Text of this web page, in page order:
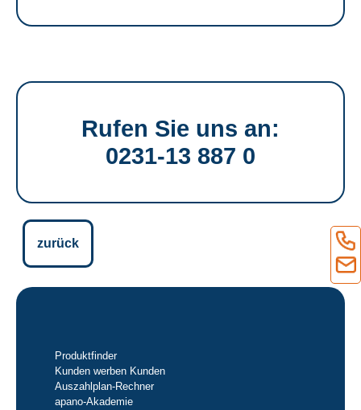
Rufen Sie uns an:
0231-13 887 0
zurück
Produktfinder
Kunden werben Kunden
Auszahlplan-Rechner
apano-Akademie